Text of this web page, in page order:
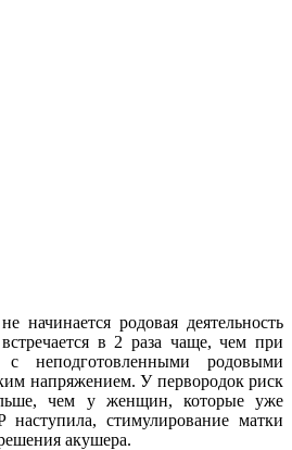
начинается родовая деятельность
в 2 раза чаще, чем при
неподготовленными родовыми
напряжением. У первородок риск
чем у женщин, которые уже
стимулирование матки
акушера.